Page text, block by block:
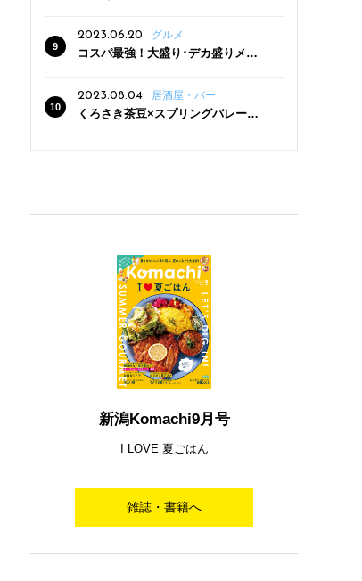
2023.06.20
グルメ
コスパ最強！大盛り･デカ盛りメニ
2023.08.04
居酒屋・バー
くろさき茶豆×スプリングバレー豊
新潟Komachi9月号
I LOVE 夏ごはん
雑誌・書籍へ